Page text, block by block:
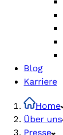
Blog
Karriere
Home
Über uns
Presse